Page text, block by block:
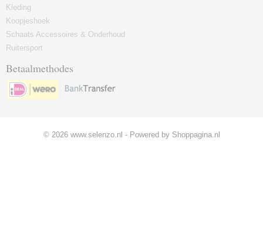
Kleding
Koopjeshoek
Schaats Accessoires & Onderhoud
Ruitersport
Betaalmethodes
© 2026 www.selenzo.nl - Powered by Shoppagina.nl